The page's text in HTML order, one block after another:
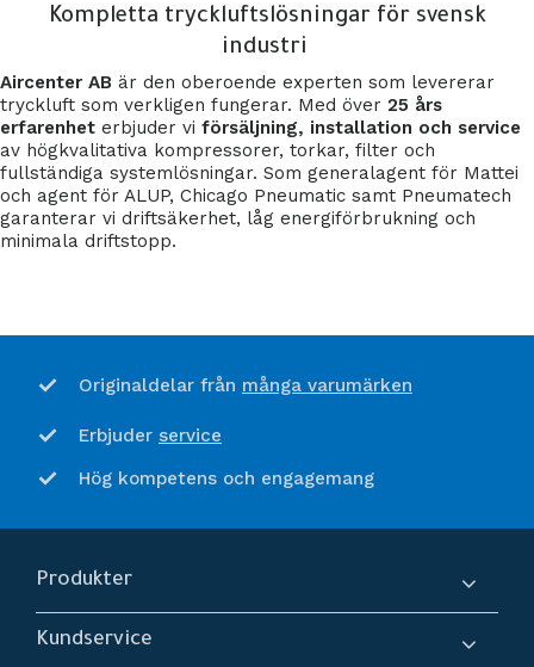
Kompletta tryckluftslösningar för svensk
industri
Aircenter AB är den oberoende experten som levererar
tryckluft som verkligen fungerar. Med över 25 års
erfarenhet erbjuder vi försäljning, installation och service
av högkvalitativa kompressorer, torkar, filter och
fullständiga systemlösningar. Som generalagent för Mattei
och agent för ALUP, Chicago Pneumatic samt Pneumatech
garanterar vi driftsäkerhet, låg energiförbrukning och
minimala driftstopp.
Originaldelar från många varumärken
Erbjuder service
Hög kompetens och engagemang
Produkter
Kompressorer
Kundservice